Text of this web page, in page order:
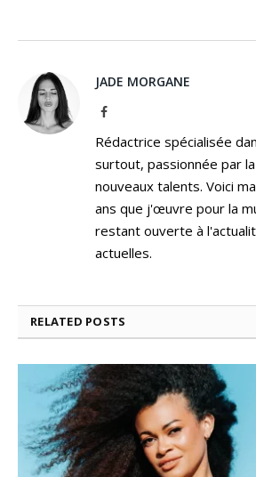
JADE MORGANE
Facebook
Rédactrice spécialisée
surtout, passionnée par
nouveaux talents. Voici
ans que j'œuvre pour la
restant ouverte à
actuelles.
RELATED POSTS